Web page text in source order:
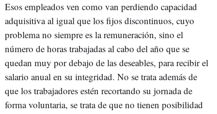
Esos empleados ven como van perdiendo capacidad
adquisitiva al igual que los fijos discontinuos, cuyo
problema no siempre es la remuneración, sino el
número de horas trabajadas al cabo del año que se
quedan muy por debajo de las deseables, para recibir el
salario anual en su integridad. No se trata además de
que los trabajadores estén recortando su jornada de
forma voluntaria, se trata de que no tienen posibilidad